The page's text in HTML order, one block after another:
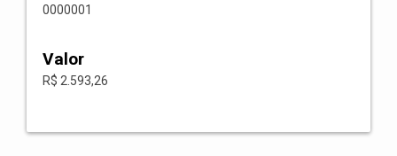
0000001
Valor
R$ 2.593,26